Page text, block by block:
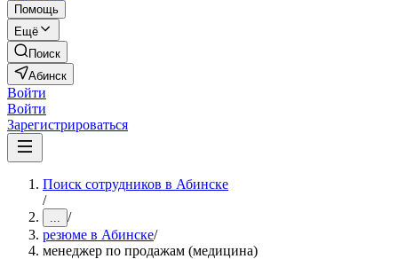
Помощь
Ещё
Поиск
Абинск
Войти
Войти
Зарегистрироваться
Поиск сотрудников в Абинске
/
... /
резюме в Абинске/
менеджер по продажам (медицина)